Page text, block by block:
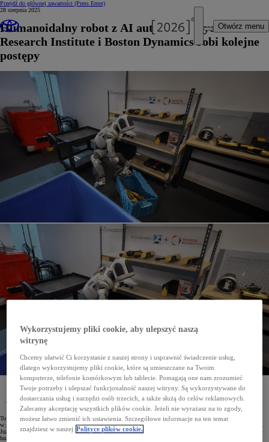
Przejdź do głównej zawartości (Press Enter)
Otwórz menu
28 sierpnia 2025
Humanoidalny robot z AI autorstwa Toyota
Research Institute i Boston Dynamics robi kolejne
postępy
Toyota Research Institute (TRI) wraz z Boston Dynamics ogłosiły najnowsze osiągnięcia w rozwoju
humanoidalnego robota Atlas. Dzięki zastosowaniu sztucznej inteligencji maszyna potrafi teraz
jednocześnie poruszać się i realizować złożone zadania manualne. Co więcej, wprowadzanie nowych
umiejętności odbywa się sprawnie i nie wymaga pisania dodatkowego kodu.
Toyota Research Institute (TRI), uznawany za światowego lidera w dziedzinie sztucznej inteligencji,
w październiku 2024 roku nawiązał bliższą współpracę z Boston Dynamics, pionierem w dziedzinie robotyki.
Już niespełna dziesięć miesięcy później obie organizacje poinformowały o istotnych postępach w rozwoju
humanoidalnego robota.
Wykorzystujemy pliki cookie, aby ulepszyć naszą
witrynę
Chcemy ułatwić Ci korzystanie z naszej strony i usprawnić świadczenie usług,
dlatego wykorzystujemy pliki cookie, które są umieszczane na Twoim
komputerze, telefonie komórkowym lub tablecie. Pomagają one nam zrozumieć
Twoje potrzeby i ulepszać funkcjonalność naszej witryny. Są wykorzystywane do
dostarczania usług i narzędzi osób trzecich, a także służą do celów reklamowych.
Zalecamy akceptację wszystkich plików cookie. Jeżeli nie wyrażasz na to zgody,
możesz łatwo zmienić ich ustawienia. Szczegółowe informacje na ten temat
znajdziesz w naszej Polityce plików cookie.